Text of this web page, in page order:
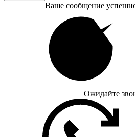
Ваше сообщение
Ожидайте